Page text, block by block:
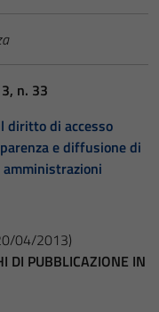
n. 33
diritto di accesso
e diffusione di
04/2013)
DI PUBBLICAZIONE IN